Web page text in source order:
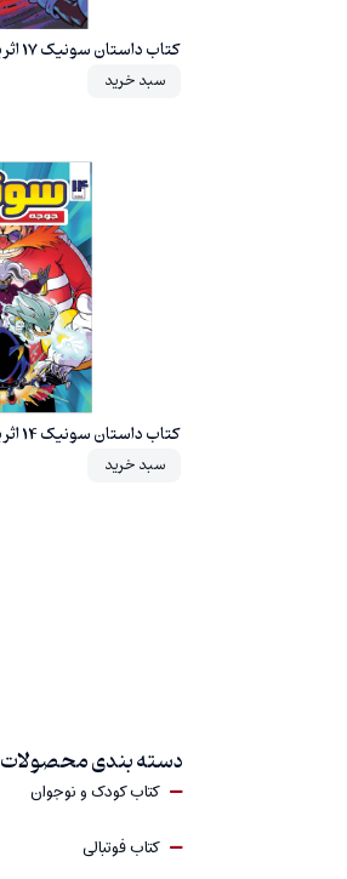
کتاب داستان سونیک 17 اثر یان فیلین
سبد خرید
کتاب داستان سونیک 14 اثر یان فیلین
سبد خرید
دسته بندی محصولات
کتاب کودک و نوجوان
کتاب فوتبالی